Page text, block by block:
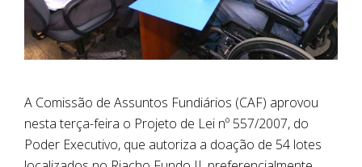
A Comissão de Assuntos Fundiários (CAF) aprovou
nesta terça-feira o Projeto de Lei nº 557/2007, do
Poder Executivo, que autoriza a doação de 54 lotes